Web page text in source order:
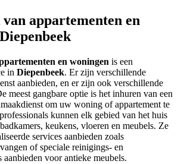
van appartementen en
en woningen is een
in Diepenbeek. Er zijn verschillende
aanbieden, en er zijn ook verschillende
meest gangbare optie is het inhuren van een
om uw woning of appartement te
kunnen elk gebied van het huis
keukens, vloeren en meubels. Ze
services aanbieden zoals
of speciale reinigings- en
aanbieden voor antieke meubels.